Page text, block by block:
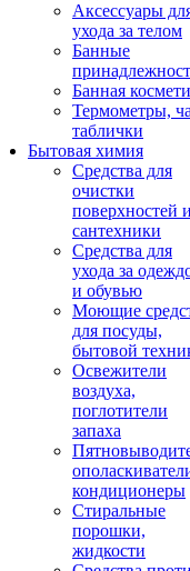
Аксеcсуары
ухода за телом
Банные
Банная
Термометры,
таблички
Бытовая химия
Средства для
очистки
поверхностей
сантехники
Средства для
ухода за
и обувью
Моющие
для посуды,
бытовой
Освежители
воздуха,
поглотители
запаха
кондиционеры
Стиральные
порошки,
жидкости